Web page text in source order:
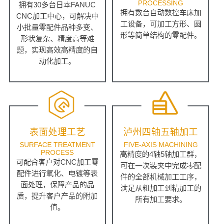
拥有30多台日本FANUC
CNC加工中心，可解决中
小批量零配件品种多变、
形状复杂、精度高等难
题，实现高效高精度的自
动化加工。
PROCESSING
拥有数台自动数控车床加
工设备，可加工方形、圆
形等简单结构的零配件。
表面处理工艺
SURFACE TREATMENT
PROCESS
可配合客户对CNC加工零
配件进行氧化、电镀等表
面处理，保障产品的品
质，提升客户产品的附加
值。
泸州四轴五轴加工
FIVE-AXIS MACHINING
高精度的4轴5轴加工群，
可在一次装夹中完成零配
件的全部机械加工工序，
满足从粗加工到精加工的
所有加工要求。